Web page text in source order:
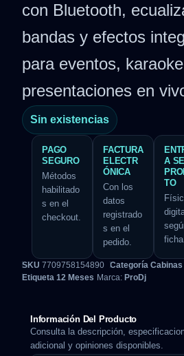
con Bluetooth,
bandas y efectos
para eventos,
presentaciones en
Sin existencias
PAGO
SEGURO
Métodos
habilitado
s en el
checkout.
FACTURA
ELECTR
ÓNICA
Con los
datos
registrado
s en el
pedido.
A
TO
SKU 7709758154890 Categoría Cabinas
Etiqueta 12 Meses Marca: ProDj
Información Del Producto
Consulta la descripción,
adicional y opiniones disponibles.